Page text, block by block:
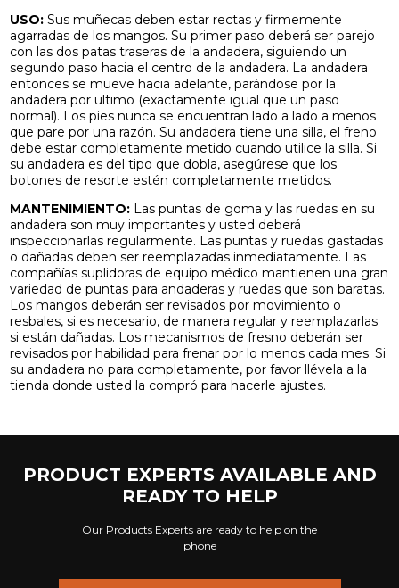
USO: Sus muñecas deben estar rectas y firmemente
agarradas de los mangos. Su primer paso deberá ser parejo
con las dos patas traseras de la andadera, siguiendo un
segundo paso hacia el centro de la andadera. La andadera
entonces se mueve hacia adelante, parándose por la
andadera por ultimo (exactamente igual que un paso
normal). Los pies nunca se encuentran lado a lado a menos
que pare por una razón. Su andadera tiene una silla, el freno
debe estar completamente metido cuando utilice la silla. Si
su andadera es del tipo que dobla, asegúrese que los
botones de resorte estén completamente metidos.
MANTENIMIENTO: Las puntas de goma y las ruedas en su
andadera son muy importantes y usted deberá
inspeccionarlas regularmente. Las puntas y ruedas gastadas
o dañadas deben ser reemplazadas inmediatamente. Las
compañías suplidoras de equipo médico mantienen una gran
variedad de puntas para andaderas y ruedas que son baratas.
Los mangos deberán ser revisados por movimiento o
resbales, si es necesario, de manera regular y reemplazarlas
si están dañadas. Los mecanismos de fresno deberán ser
revisados por habilidad para frenar por lo menos cada mes. Si
su andadera no para completamente, por favor llévela a la
tienda donde usted la compró para hacerle ajustes.
PRODUCT EXPERTS AVAILABLE AND
READY TO HELP
Our Products Experts are ready to help on the
phone